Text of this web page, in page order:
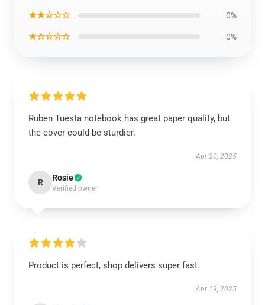
★★☆☆☆ 0%
★☆☆☆☆ 0%
Ruben Tuesta notebook has great paper quality, but
the cover could be sturdier.
Apr 20, 2025
R Rosie
Verified owner
Product is perfect, shop delivers super fast.
Apr 19, 2025